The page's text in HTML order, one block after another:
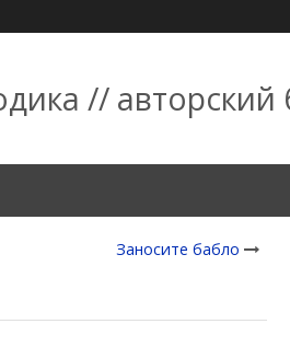
// авторский
Заносите бабло